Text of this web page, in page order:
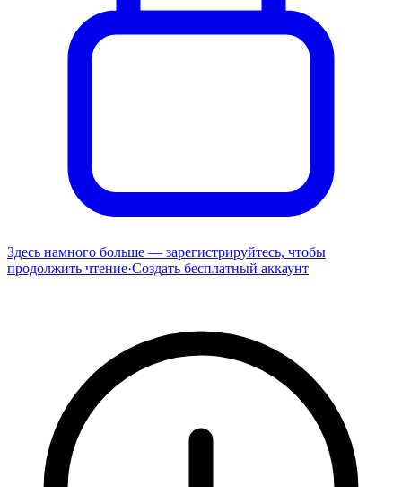
Здесь намного больше — зарегистрируйтесь, чтобы
продолжить чтение·Создать бесплатный аккаунт